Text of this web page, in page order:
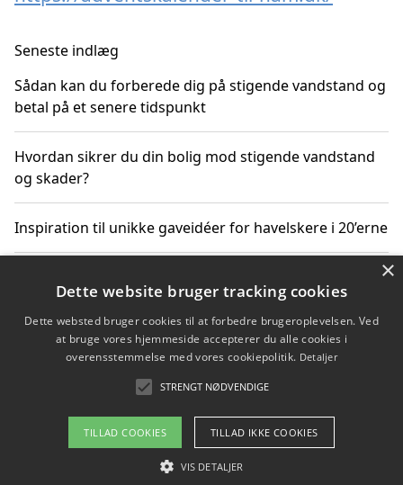
Seneste indlæg
Sådan kan du forberede dig på stigende vandstand og
betal på et senere tidspunkt
Hvordan sikrer du din bolig mod stigende vandstand
og skader?
Inspiration til unikke gaveidéer for havelskere i 20’erne
dyrearter i Danmark
Sådan vælger du de bedste vandrerygsække til
Copyright 2026 - Pilanto Aps
Om / kontakt
×
Dette website bruger tracking cookies
Dette websted bruger cookies til at forbedre brugeroplevelsen. Ved
at bruge vores hjemmeside accepterer du alle cookies i
overensstemmelse med vores cookiepolitik. Detaljer
STRENGT NØDVENDIGE
TILLAD COOKIES TILLAD IKKE COOKIES
VIS DETALJER